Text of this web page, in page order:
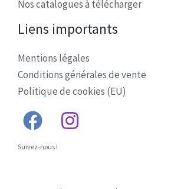
Nos catalogues à télécharger
Liens importants
Mentions légales
Conditions générales de vente
Politique de cookies (EU)
Suivez-nous !